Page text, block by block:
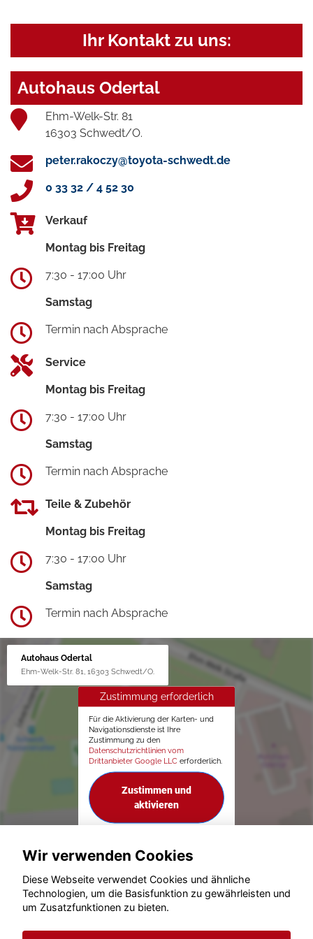
Ihr Kontakt zu uns:
Autohaus Odertal
Ehm-Welk-Str. 81
16303 Schwedt/O.
peter.rakoczy@toyota-schwedt.de
0 33 32 / 4 52 30
Verkauf
Montag bis Freitag
7:30 - 17:00 Uhr
Samstag
Termin nach Absprache
Service
Montag bis Freitag
7:30 - 17:00 Uhr
Samstag
Termin nach Absprache
Teile & Zubehör
Montag bis Freitag
7:30 - 17:00 Uhr
Samstag
Termin nach Absprache
Autohaus Odertal
Ehm-Welk-Str. 81, 16303 Schwedt/O.
Zustimmung erforderlich
Für die Aktivierung der Karten- und
Navigationsdienste ist Ihre
Zustimmung zu den
Datenschutzrichtlinien vom
Drittanbieter Google LLC erforderlich.
Zustimmen und
aktivieren
© konjunkturmotor.de GmbH 2020 - 2026
Wir verwenden Cookies
Diese Webseite verwendet Cookies und ähnliche
Technologien, um die Basisfunktion zu gewährleisten und
um Zusatzfunktionen zu bieten.